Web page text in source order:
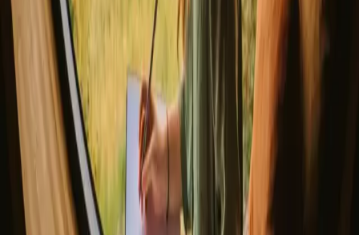
▼
Danmark
Jylland
Fyn og øerne
Sjælland
Bornholm
Samsø
Norge
Sverige
Opdag Campanyon
▼